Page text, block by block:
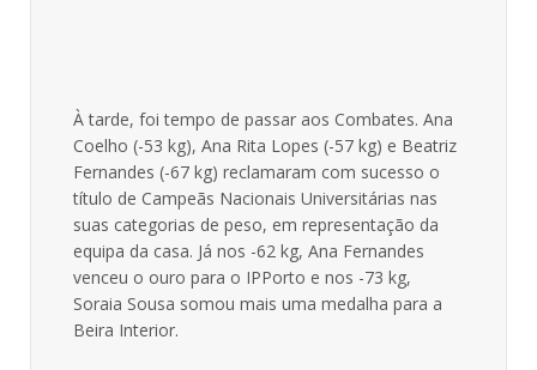
À tarde, foi tempo de passar aos Combates. Ana
Coelho (-53 kg), Ana Rita Lopes (-57 kg) e Beatriz
Fernandes (-67 kg) reclamaram com sucesso o
título de Campeãs Nacionais Universitárias nas
suas categorias de peso, em representação da
equipa da casa. Já nos -62 kg, Ana Fernandes
venceu o ouro para o IPPorto e nos -73 kg,
Soraia Sousa somou mais uma medalha para a
Beira Interior.